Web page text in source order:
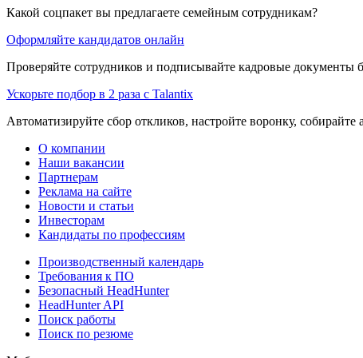
Какой соцпакет вы предлагаете семейным сотрудникам?
Оформляйте кандидатов онлайн
Проверяйте сотрудников и подписывайте кадровые документы
Ускорьте подбор в 2 раза с Talantix
Автоматизируйте сбор откликов, настройте воронку, собирайте
О компании
Наши вакансии
Партнерам
Реклама на сайте
Новости и статьи
Инвесторам
Кандидаты по профессиям
Производственный календарь
Требования к ПО
Безопасный HeadHunter
HeadHunter API
Поиск работы
Поиск по резюме